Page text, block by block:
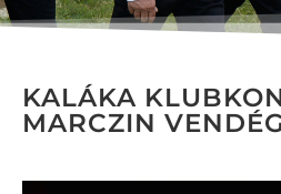
KALÁKA
MARCZIN